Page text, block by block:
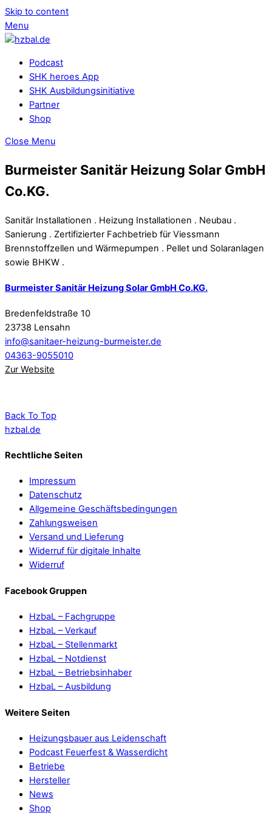
Skip to content
Menu
Podcast
SHK heroes App
SHK Ausbildungsinitiative
Partner
Shop
Close Menu
Burmeister Sanitär Heizung Solar GmbH
Co.KG.
Sanitär Installationen . Heizung Installationen . Neubau .
Sanierung . Zertifizierter Fachbetrieb für Viessmann
Brennstoffzellen und Wärmepumpen . Pellet und Solaranlagen
sowie BHKW .
Burmeister Sanitär Heizung Solar GmbH Co.KG.
Bredenfeldstraße 10
23738 Lensahn
info@sanitaer-heizung-burmeister.de
04363-9055010
Zur Website
Back To Top
hzbal.de
Rechtliche Seiten
Impressum
Datenschutz
Allgemeine Geschäftsbedingungen
Zahlungsweisen
Versand und Lieferung
Widerruf für digitale Inhalte
Widerruf
Facebook Gruppen
HzbaL – Fachgruppe
HzbaL – Verkauf
HzbaL – Stellenmarkt
HzbaL – Notdienst
HzbaL – Betriebsinhaber
HzbaL – Ausbildung
Weitere Seiten
Heizungsbauer aus Leidenschaft
Podcast Feuerfest & Wasserdicht
Betriebe
Hersteller
News
Shop